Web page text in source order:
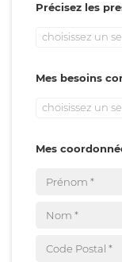
Précisez les
choisissez un
Mes besoins
choisissez un
Mes